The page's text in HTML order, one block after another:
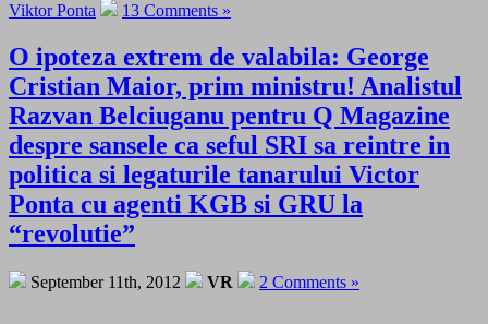
Viktor Ponta
13 Comments »
O ipoteza extrem de valabila: George
Cristian Maior, prim ministru! Analistul
Razvan Belciuganu pentru Q Magazine
despre sansele ca seful SRI sa reintre in
politica si legaturile tanarului Victor
Ponta cu agenti KGB si GRU la
“revolutie”
September 11th, 2012 VR 2 Comments »